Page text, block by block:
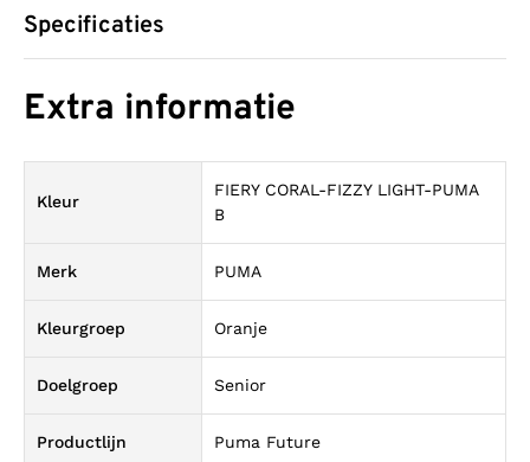
Specificaties
Extra informatie
Kleur
FIERY CORAL-FIZZY LIGHT-PUMA
B
Merk PUMA
Kleurgroep Oranje
Doelgroep Senior
Productlijn Puma Future